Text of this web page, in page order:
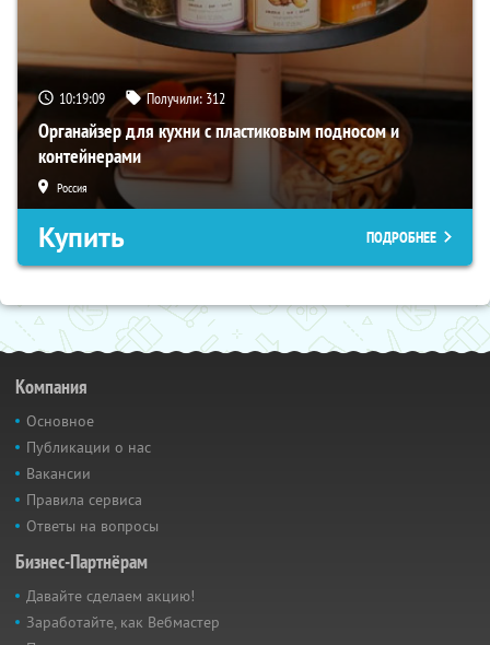
10:19:08 Получили: 312
Органайзер для кухни с пластиковым подносом и
контейнерами
Россия
Купить ПОДРОБНЕЕ
Компания
Основное
Публикации о нас
Вакансии
Правила сервиса
Ответы на вопросы
Бизнес-Партнёрам
Давайте сделаем акцию!
Заработайте, как Вебмастер